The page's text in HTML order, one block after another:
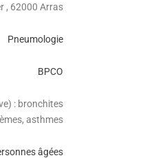
, 62000 Arras
Pneumologie
BPCO
: bronchites
asthmes
âgées